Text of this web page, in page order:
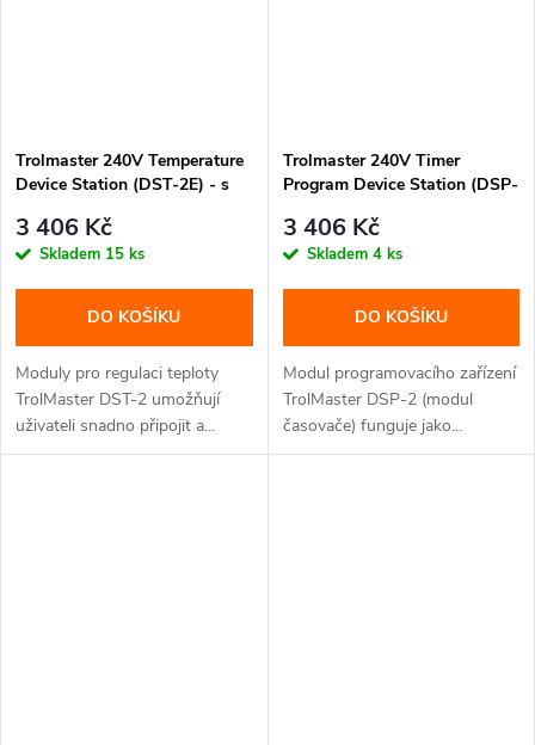
Trolmaster 240V Temperature
Device Station (DST-2E) - s
3 406 Kč
Skladem 15 ks
DO KOŠÍKU
Moduly pro regulaci teploty
TrolMaster DST-2 umožňují
uživateli snadno připojit a...
Trolmaster 240V Timer
Program Device Station (DSP-
koncovka)
3 406 Kč
Skladem 4 ks
DO KOŠÍKU
Modul programovacího zařízení
TrolMaster DSP-2 (modul
časovače) funguje jako...